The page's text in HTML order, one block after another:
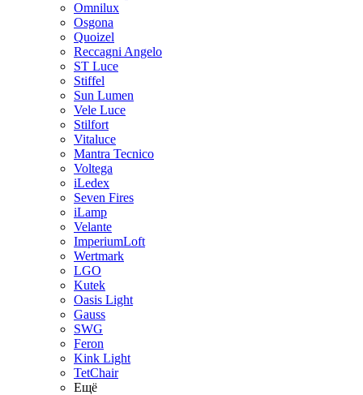
Omnilux
Osgona
Quoizel
Reccagni Angelo
ST Luce
Stiffel
Sun Lumen
Vele Luce
Stilfort
Vitaluce
Mantra Tecnico
Voltega
iLedex
Seven Fires
iLamp
Velante
ImperiumLoft
Wertmark
LGO
Kutek
Oasis Light
Gauss
SWG
Feron
Kink Light
TetСhair
Ещё